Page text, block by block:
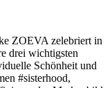
ZOEVA zelebriert in
drei wichtigsten
Schönheit und
#sisterhood,